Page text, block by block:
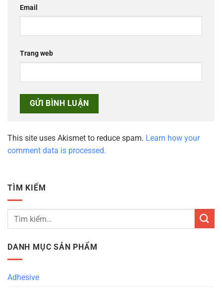
Email
Trang web
This site uses Akismet to reduce spam. Learn how your
comment data is processed.
TÌM KIẾM
Tìm
DANH MỤC SẢN PHẨM
Adhesive